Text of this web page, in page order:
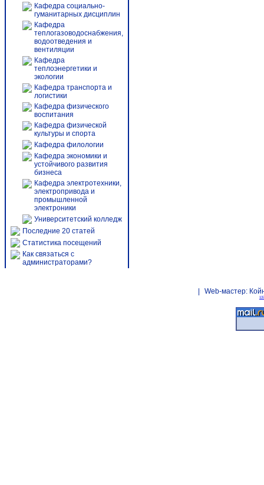
Кафедра социально-
гуманитарных дисциплин
Кафедра
теплогазоводоснабжения,
водоотведения и
вентиляции
Кафедра
теплоэнергетики и
экологии
Кафедра транспорта и
логистики
Кафедра физического
воспитания
Кафедра физической
культуры и спорта
Кафедра филологии
Кафедра экономики и
устойчивого развития
бизнеса
Кафедра электротехники,
электропривода и
промышленной
электроники
Университетский колледж
Последние 20 статей
Статистика посещений
Как связаться с
администраторами?
Web-мастер: